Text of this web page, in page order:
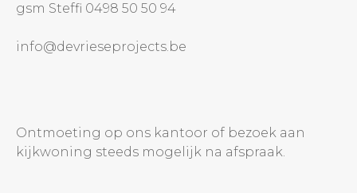
gsm Steffi 0498 50 50 94
info@devrieseprojects.be
Ontmoeting op ons kantoor of bezoek aan
kijkwoning steeds mogelijk na afspraak.